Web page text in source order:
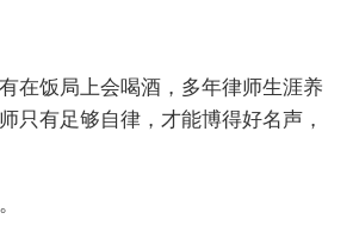
在饭局上会喝酒，多年律师生涯养
只有足够自律，才能博得好名声，